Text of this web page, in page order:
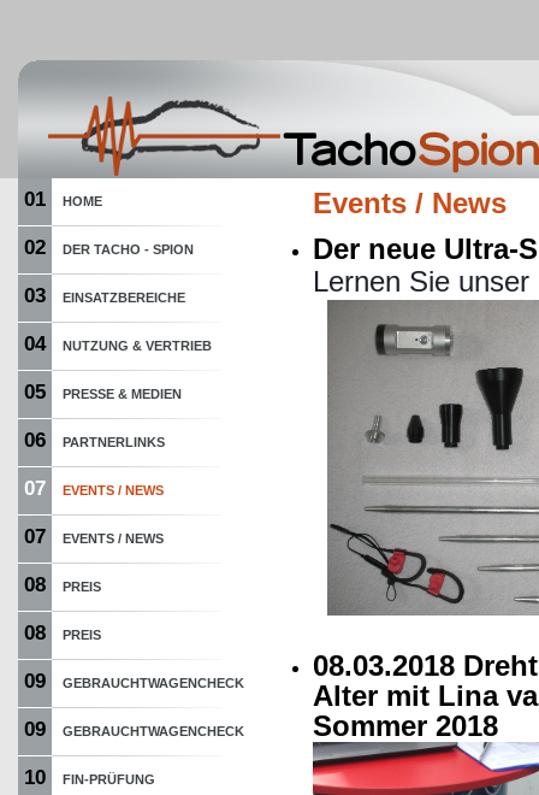
01 HOME
02 DER TACHO - SPION
03 EINSATZBEREICHE
04 NUTZUNG & VERTRIEB
05 PRESSE & MEDIEN
06 PARTNERLINKS
07 EVENTS / NEWS
07 EVENTS / NEWS
08 PREIS
08 PREIS
09 GEBRAUCHTWAGENCHECK
09 GEBRAUCHTWAGENCHECK
10 FIN-PRÜFUNG
Events / News
Der neue Ultra-
Lernen Sie
08.03.2018
Alter mit Lina
Sommer 2018